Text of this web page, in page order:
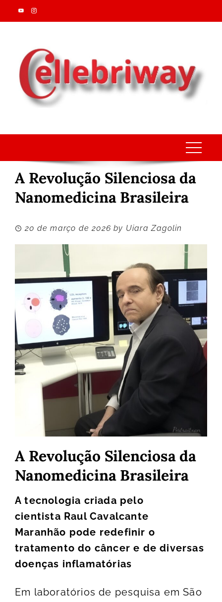
Skip
to
A Revolução Silenciosa da
Nanomedicina Brasileira
20 de março de 2026 by Uiara Zagolin
A Revolução Silenciosa da
Nanomedicina Brasileira
A tecnologia criada pelo
cientista Raul Cavalcante
Maranhão pode redefinir o
tratamento do câncer e de diversas
doenças inflamatórias
Em laboratórios de pesquisa em São